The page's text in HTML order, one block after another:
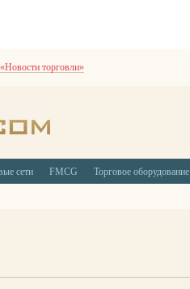
торговли»
сети FMCG Торговое оборудование